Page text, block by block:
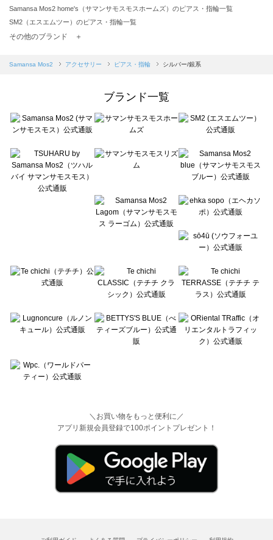
Samansa Mos2 home's（サマンサモスモスホームズ）のピアス・指輪一覧
SM2（エスエムツー）のピアス・指輪一覧
TSUHARU by Samansa Mos2（ツハルバイサマンサモスモス）のピアス・指輪一覧
Samansa Mos2 blue（サマンサモスモス ブルー）のピアス・指輪一覧
sō4ū（ソウフォーユー）のピアス・指輪一覧
Te chichi（テチチ）のピアス・指輪一覧
Te chichi CLASSIC（テチチ クラシック）のピアス・指輪一覧
Lugnoncure（ルノンキュール）のピアス・指輪一覧
BETTY'S BLUE（べティーズブルー）のピアス・指輪一覧
Wpc.（ワールドパーティー）のピアス・指輪一覧
その他のブランド ＋
Samansa Mos2 アクセサリー ピアス・指輪 シルバー/銀系
ブランド一覧
＼お買い物をもっと便利に／
アプリ新規会員登録で100ポイントプレゼント！